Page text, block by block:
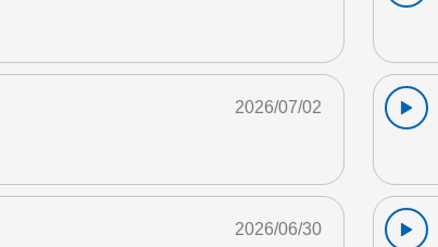
2026/07/02
2026/06/30